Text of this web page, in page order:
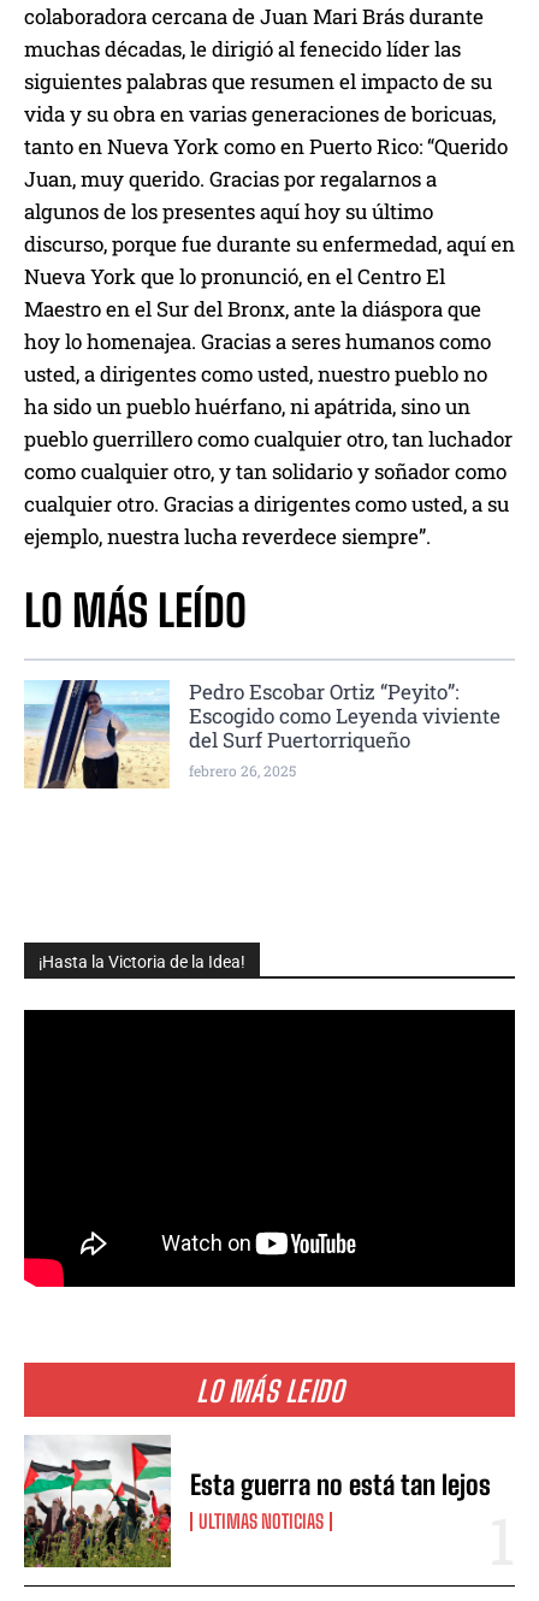
¡Hasta la Victoria de la Idea!
LO MÁS LEIDO
Esta guerra no está tan lejos
ULTIMAS NOTICIAS
colaboradora cercana de Juan Mari Brás durante
muchas décadas, le dirigió al fenecido líder las
siguientes palabras que resumen el impacto de su
vida y su obra en varias generaciones de boricuas,
tanto en Nueva York como en Puerto Rico: “Querido
Juan, muy querido. Gracias por regalarnos a
algunos de los presentes aquí hoy su último
discurso, porque fue durante su enfermedad, aquí en
Nueva York que lo pronunció, en el Centro El
Maestro en el Sur del Bronx, ante la diáspora que
hoy lo homenajea. Gracias a seres humanos como
usted, a dirigentes como usted, nuestro pueblo no
ha sido un pueblo huérfano, ni apátrida, sino un
pueblo guerrillero como cualquier otro, tan luchador
como cualquier otro, y tan solidario y soñador como
cualquier otro. Gracias a dirigentes como usted, a su
ejemplo, nuestra lucha reverdece siempre”.
LO MÁS LEÍDO
Pedro Escobar Ortiz “Peyito”:
Escogido como Leyenda viviente
del Surf Puertorriqueño
febrero 26, 2025